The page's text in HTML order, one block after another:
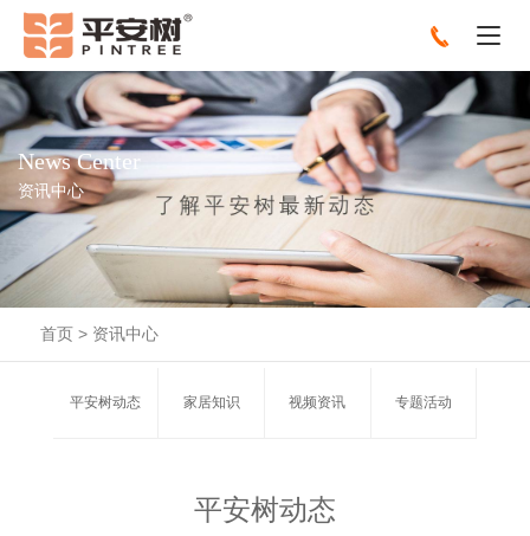
News Center
资讯中心
首页 > 资讯中心
平安树动态 家居知识 视频资讯 专题活动
平安树动态